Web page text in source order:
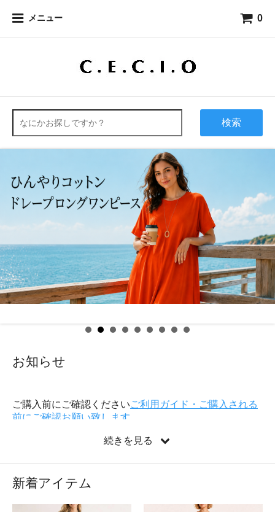
メニュー 0
検索
お知らせ
ご購入前にご確認くださいご利用ガイド・ご購入される
前にご確認お願い致します
・再入荷リクエストボタンが追加されました。(必ず入荷
・お客様都合での返品交換は承れませんのでご了承くだ
さい。
・会員登録されている方は、ログインされてから商品ペ
ージにどうぞ
続きを見る
新着アイテム